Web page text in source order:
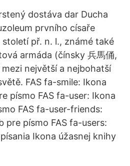
dostáva dar Ducha
prvního císaře
př. n. l., známé také
armáda (čínsky 兵馬俑,
největší a nejbohatší
FAS fa-smile: Ikona
písmo FAS fa-user: Ikona
FAS fa-user-friends:
pre písmo FAS fa-users:
Ikona úžasnej knihy